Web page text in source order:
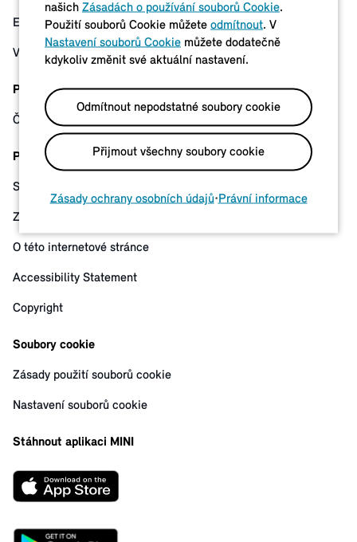
Ekologická energie
Vozový park
Podpora
Časté dotazy a podpora
Právní upozornění
Smluvní podmínky
Zásady ochrany osobních údajů
O této internetové stránce
Accessibility Statement
Copyright
Soubory cookie
Zásady použití souborů cookie
Nastavení souborů cookie
Stáhnout aplikaci MINI
našich Zásadách o používání souborů Cookie.
Použití souborů Cookie můžete odmítnout. V
Nastavení souborů Cookie můžete dodatečně
kdykoliv změnit své aktuální nastavení.
Odmítnout nepodstatné soubory cookie
Přijmout všechny soubory cookie
Zásady ochrany osobních údajů•Právní informace